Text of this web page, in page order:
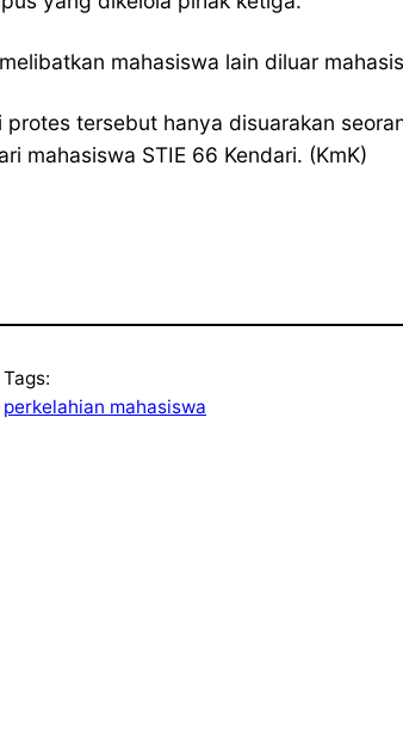
mahasiswa lain diluar
tersebut hanya disuarakan
mahasiswa STIE 66 Kendari. (KmK)
Tags:
perkelahian mahasiswa